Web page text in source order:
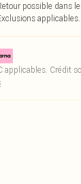
possible dans
applicables.
applicables. Crédit